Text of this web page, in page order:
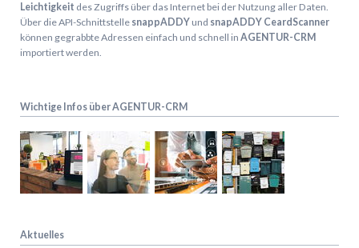
Leichtigkeit des Zugriffs über das Internet bei der Nutzung aller Daten.
Über die API-Schnittstelle snappADDYund snapADDY CeardScanner
können gegrabbte Adressen einfach und schnell in AGENTUR-CRM
importiert werden.
Wichtige Infos über AGENTUR-CRM
Aktuelles